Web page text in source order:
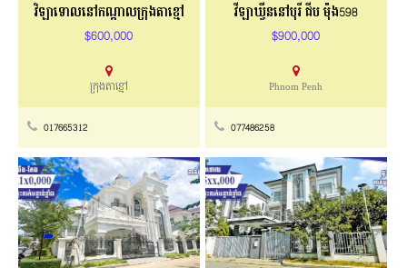
វិឡាទោលនៅកណ្ដាលក្រុងតាខ្មៅ
$600,000
ក្រុងតាខ្មៅ
017665312
វីឡាឃ្វីននៅបុរី ជីប ម៉ុង598
$900,000
Phnom Penh
077486258